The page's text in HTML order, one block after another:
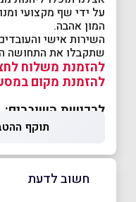
על ידי שף מקצועי
המון אהבה.
השירות אישי
שתקבלו את התחושה
להזמנת משלוח
להזמנת מקום
לרכישת השוברים:
תוקף ההטבה עד
חשוב לדעת